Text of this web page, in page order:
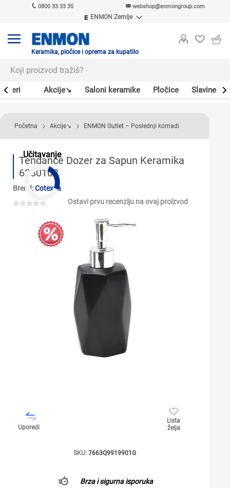
0800 33 33 35 webshop@enmongroup.com
ENMON Zemlje
ENMON MKD
Keramika, pločice i oprema za kupatilo
Akcije↘ Saloni keramike Pločice Slavine
Učitavanje
Početna Akcije↘ ENMON Outlet – Poslednji komadi
Tendance Dozer za Sapun Keramika
6280103
Brend:Cotexsa
Ostavi prvu recenziju na ovaj proizvod
Uporedi
Lista
želja
SKU: 7663Q9919901G
Brza i sigurna isporuka